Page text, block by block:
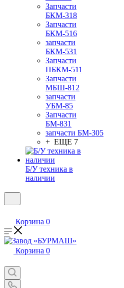
Запчасти
БКМ-318
Запчасти
БКМ-516
запчасти
БКМ-531
Запчасти
ПБКМ-511
Запчасти
МБШ-812
запчасти
УБМ-85
Запчасти
БМ-831
запчасти БМ-305
+ ЕЩЕ 7
Б/У техника в
наличии
Корзина 0
Корзина 0